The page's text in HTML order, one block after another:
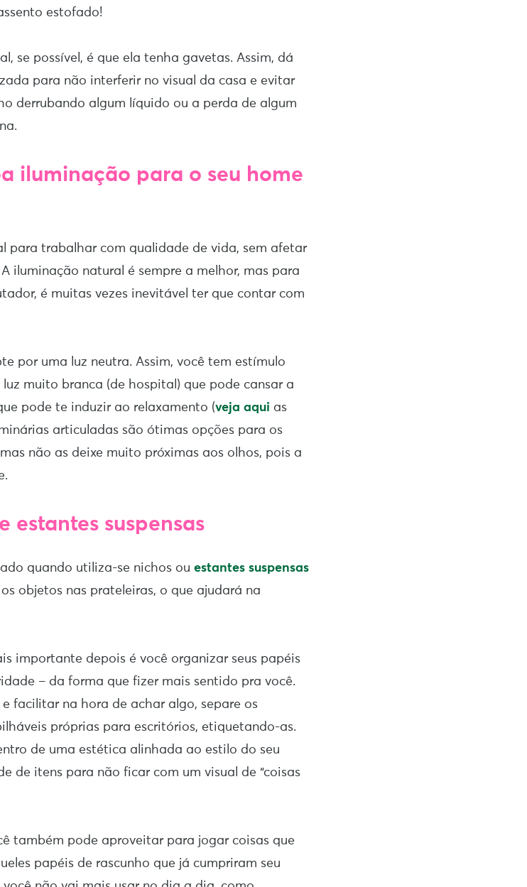
estofado!
se possível, é que ela tenha gavetas. Assim, dá
para não interferir no visual da casa e evitar
derrubando algum líquido ou a perda de algum
iluminação para o seu home
para trabalhar com qualidade de vida, sem afetar
iluminação natural é sempre a melhor, mas para
é muitas vezes inevitável ter que contar com
por uma luz neutra. Assim, você tem estímulo
muito branca (de hospital) que pode cansar a
pode te induzir ao relaxamento (veja aqui as
articuladas são ótimas opções para os
não as deixe muito próximas aos olhos, pois a
estantes suspensas
quando utiliza-se nichos ou estantes suspensas
objetos nas prateleiras, o que ajudará na
importante depois é você organizar seus papéis
– da forma que fizer mais sentido pra você.
facilitar na hora de achar algo, separe os
próprias para escritórios, etiquetando-as.
de uma estética alinhada ao estilo do seu
de itens para não ficar com um visual de “coisas
também pode aproveitar para jogar coisas que
papéis de rascunho que já cumpriram seu